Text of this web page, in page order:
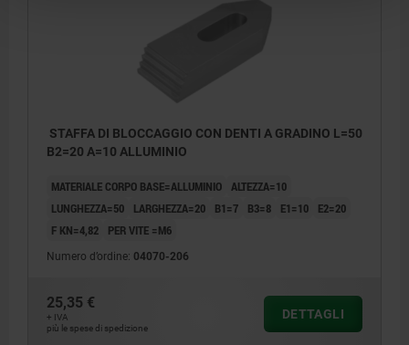
STAFFA DI BLOCCAGGIO CON DENTI A GRADINO L=50
B2=20 A=10 ALLUMINIO
MATERIALE CORPO BASE=ALLUMINIO ALTEZZA=10
LUNGHEZZA=50
LARGHEZZA=20 B1=7 B3=8 E1=10
E2=20
F KN=4,82
PER VITE =M6
Numero d’ordine: 04070-206
25,35 €
+ IVA
più le spese di spedizione
DETTAGLI